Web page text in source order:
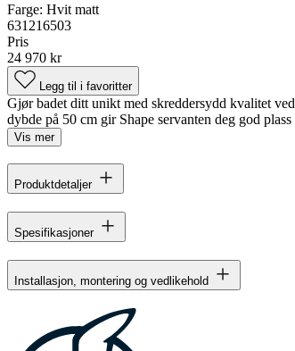
Farge: Hvit matt
631216503
Pris
24 970 kr
Legg til i favoritter
Gjør badet ditt unikt med skreddersydd kvalitet
dybde på 50 cm gir Shape servanten deg god
Vis mer
Produktdetaljer
Spesifikasjoner
Installasjon, montering og vedlikehold